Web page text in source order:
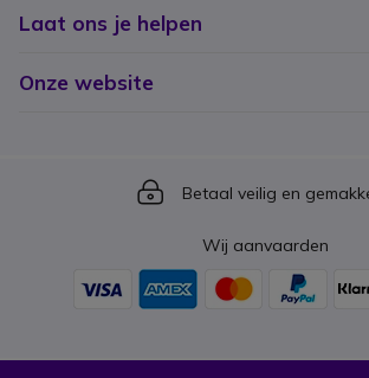
Laat ons je helpen
Onze website
Icon
Betaal veilig en
Wij aanvaarden